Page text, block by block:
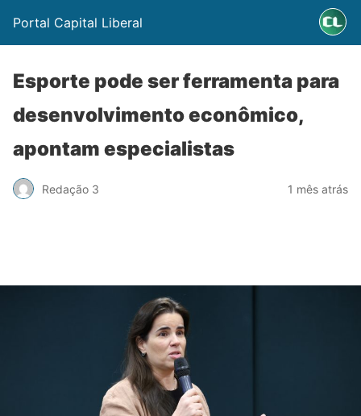
Portal Capital Liberal
Esporte pode ser ferramenta para
desenvolvimento econômico,
apontam especialistas
Redação 3 1 mês atrás